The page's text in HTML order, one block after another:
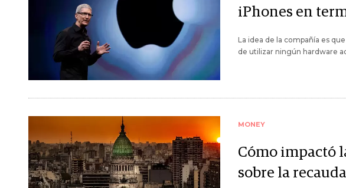
iPhones en
La idea de la compañía es
de utilizar ningún hardware
MONEY
Cómo impactó
sobre la